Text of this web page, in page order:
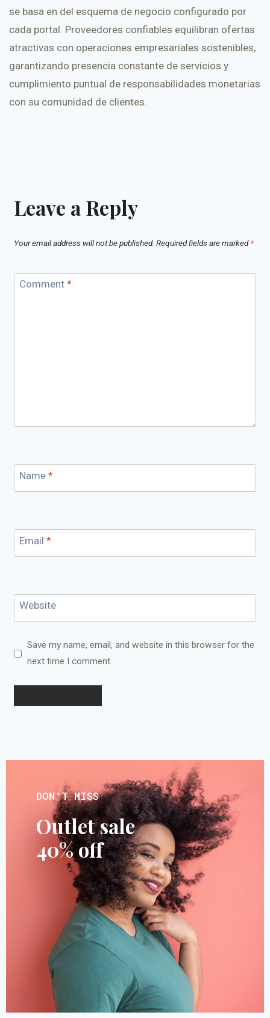
se basa en del esquema de negocio configurado por
cada portal. Proveedores confiables equilibran ofertas
atractivas con operaciones empresariales sostenibles,
garantizando presencia constante de servicios y
cumplimiento puntual de responsabilidades monetarias
con su comunidad de clientes.
Leave a Reply
Your email address will not be published. Required fields are marked*
Comment *
Name *
Email *
Website
Save my name, email, and website in this browser for the
next time I comment.
DON’T MISS
Outlet sale
40% off